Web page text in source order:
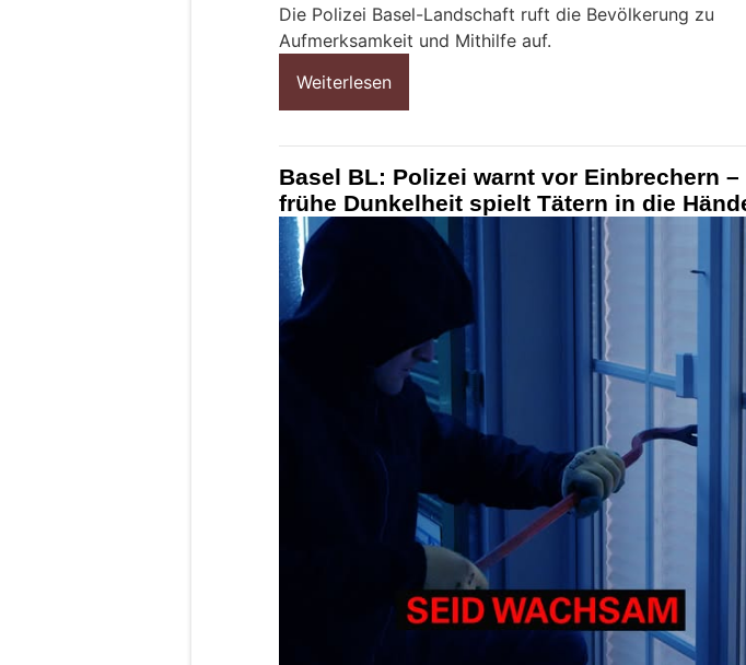
Die Polizei Basel-Landschaft ruft die Bevölkerung zu
Aufmerksamkeit und Mithilfe auf.
Weiterlesen
Basel BL: Polizei warnt vor Einbrechern –
frühe Dunkelheit spielt Tätern in die